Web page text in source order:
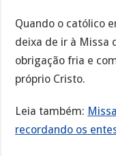
Quando o católico
deixa de ir à Missa
obrigação fria e
próprio Cristo.
Leia também:
recordando os